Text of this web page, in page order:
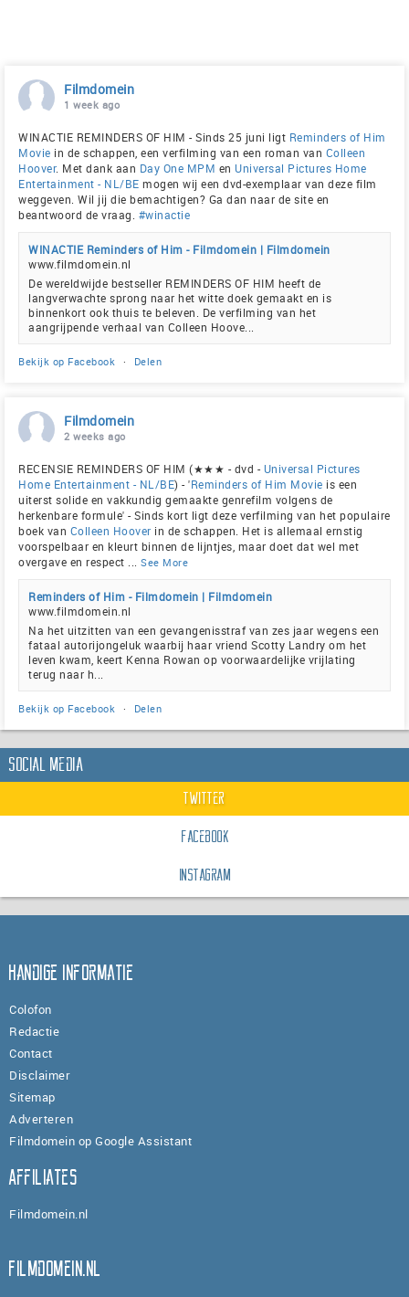
Filmdomein
1 week ago
WINACTIE REMINDERS OF HIM - Sinds 25 juni ligt Reminders of Him
Movie in de schappen, een verfilming van een roman van Colleen
Hoover. Met dank aan Day One MPM en Universal Pictures Home
Entertainment - NL/BE mogen wij een dvd-exemplaar van deze film
weggeven. Wil jij die bemachtigen? Ga dan naar de site en
beantwoord de vraag. #winactie
WINACTIE Reminders of Him - Filmdomein | Filmdomein
www.filmdomein.nl
De wereldwijde bestseller REMINDERS OF HIM heeft de
langverwachte sprong naar het witte doek gemaakt en is
binnenkort ook thuis te beleven. De verfilming van het
aangrijpende verhaal van Colleen Hoove...
Bekijk op Facebook · Delen
Filmdomein
2 weeks ago
RECENSIE REMINDERS OF HIM (★★★ - dvd - Universal Pictures
Home Entertainment - NL/BE) - 'Reminders of Him Movie is een
uiterst solide en vakkundig gemaakte genrefilm volgens de
herkenbare formule' - Sinds kort ligt deze verfilming van het populaire
boek van Colleen Hoover in de schappen. Het is allemaal ernstig
voorspelbaar en kleurt binnen de lijntjes, maar doet dat wel met
overgave en respect
See More
Reminders of Him - Filmdomein | Filmdomein
www.filmdomein.nl
Na het uitzitten van een gevangenisstraf van zes jaar wegens een
fataal autorijongeluk waarbij haar vriend Scotty Landry om het
leven kwam, keert Kenna Rowan op voorwaardelijke vrijlating
terug naar h...
Bekijk op Facebook · Delen
Social Media
Twitter
Facebook
Instagram
Handige informatie
Colofon
Redactie
Contact
Disclaimer
Sitemap
Adverteren
Filmdomein op Google Assistant
Affiliates
Filmdomein.nl
Filmdomein.nl